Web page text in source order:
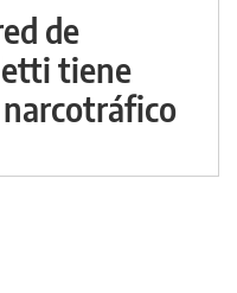
de
tiene